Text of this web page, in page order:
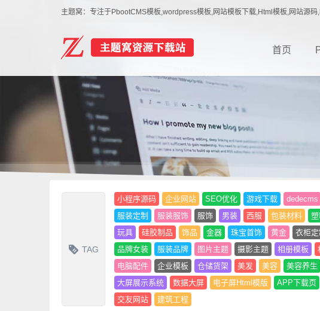
主题窝：专注于PbootCMS模板,wordpress模板,网站模板下载,Html模板,网站源码
首页
TAG
小程序源码 企业网站 SEO优化 游戏下载 dedecms
服装定制
服装服饰 服饰 男装 西服 包装材料
玩具
硅胶制品 饰品 金器 珠宝首饰 黄金 衣柜定
品牌女装
服装品牌 图片主题 摄影主题 相册模板
电脑配件
企业模板 仓储货架 美发 美容 美容养生
大屏展示系统
数据大屏 电子屏Html模版 APP下载页
交友网站
建筑工程